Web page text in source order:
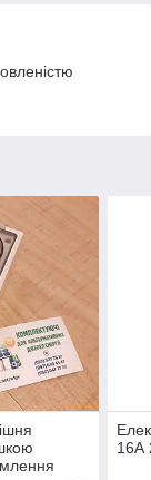
16А